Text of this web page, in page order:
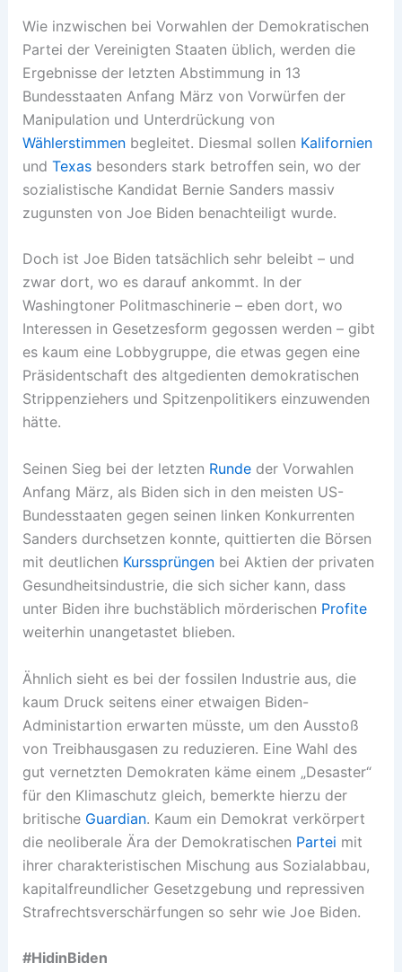
Wie inzwischen bei Vorwahlen der Demokratischen
Partei der Vereinigten Staaten üblich, werden die
Ergebnisse der letzten Abstimmung in 13
Bundesstaaten Anfang März von Vorwürfen der
Manipulation und Unterdrückung von
Wählerstimmenbegleitet. Diesmal sollen Kalifornien
und Texasbesonders stark betroffen sein, wo der
sozialistische Kandidat Bernie Sanders massiv
zugunsten von Joe Biden benachteiligt wurde.
Doch ist Joe Biden tatsächlich sehr beleibt – und
zwar dort, wo es darauf ankommt. In der
Washingtoner Politmaschinerie – eben dort, wo
Interessen in Gesetzesform gegossen werden – gibt
es kaum eine Lobbygruppe, die etwas gegen eine
Präsidentschaft des altgedienten demokratischen
Strippenziehers und Spitzenpolitikers einzuwenden
hätte.
Seinen Sieg bei der letzten Rundeder Vorwahlen
Anfang März, als Biden sich in den meisten US-
Bundesstaaten gegen seinen linken Konkurrenten
Sanders durchsetzen konnte, quittierten die Börsen
mit deutlichen Kurssprüngenbei Aktien der privaten
Gesundheitsindustrie, die sich sicher kann, dass
unter Biden ihre buchstäblich mörderischen Profite
weiterhin unangetastet blieben.
Ähnlich sieht es bei der fossilen Industrie aus, die
kaum Druck seitens einer etwaigen Biden-
Administartion erwarten müsste, um den Ausstoß
von Treibhausgasen zu reduzieren. Eine Wahl des
gut vernetzten Demokraten käme einem „Desaster“
für den Klimaschutz gleich, bemerkte hierzu der
britische Guardian. Kaum ein Demokrat verkörpert
die neoliberale Ära der Demokratischen Partei mit
ihrer charakteristischen Mischung aus Sozialabbau,
kapitalfreundlicher Gesetzgebung und repressiven
Strafrechtsverschärfungen so sehr wie Joe Biden.
#HidinBiden